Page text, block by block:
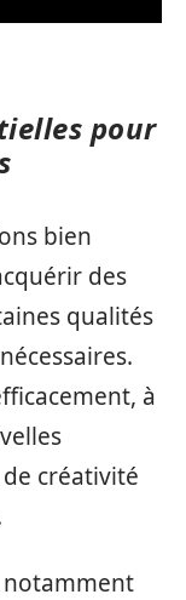
pour
bien
des
qualités
à
créativité
notamment